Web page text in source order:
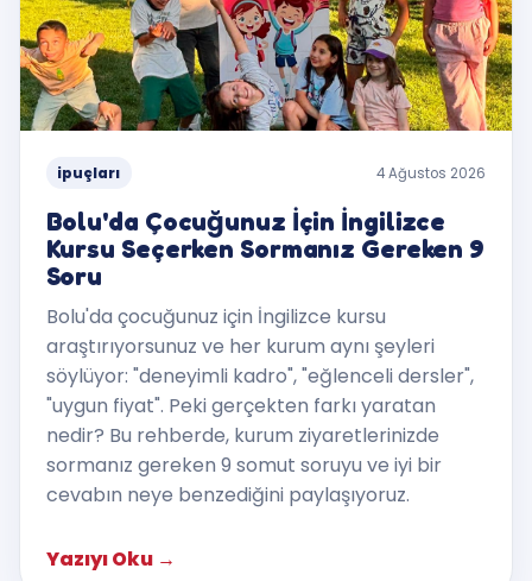
ipuçları 4 Ağustos 2026
Bolu'da Çocuğunuz İçin İngilizce
Kursu Seçerken Sormanız Gereken 9
Soru
Bolu'da çocuğunuz için İngilizce kursu
araştırıyorsunuz ve her kurum aynı şeyleri
söylüyor: "deneyimli kadro", "eğlenceli dersler",
"uygun fiyat". Peki gerçekten farkı yaratan
nedir? Bu rehberde, kurum ziyaretlerinizde
sormanız gereken 9 somut soruyu ve iyi bir
cevabın neye benzediğini paylaşıyoruz.
Yazıyı Oku →